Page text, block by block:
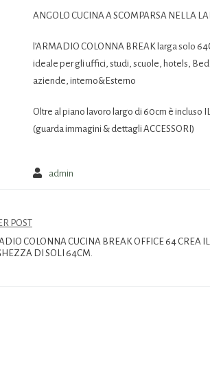
ANGOLO CUCINA A SCOMPARSA NELLA
l’ARMADIO COLONNA BREAK larga solo
ideale per gli uffici, studi, scuole, hotels,
aziende, interno&Esterno
Oltre al piano lavoro largo di 60cm è incluso
(guarda immagini & dettagli ACCESSORI)
admin
POST
COLONNA CUCINA BREAK OFFICE 64 CREA
DI SOLI 64CM.